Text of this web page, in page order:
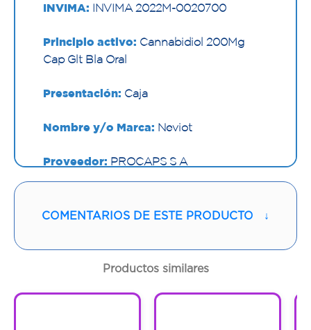
INVIMA: INVIMA 2022M-0020700
Principio activo: Cannabidiol 200Mg
Cap Glt Bla Oral
Presentación: Caja
Nombre y/o Marca: Neviot
Proveedor: PROCAPS S A
20 Cápsulas
Código:1291285
COMENTARIOS DE ESTE PRODUCTO ↓
Productos similares